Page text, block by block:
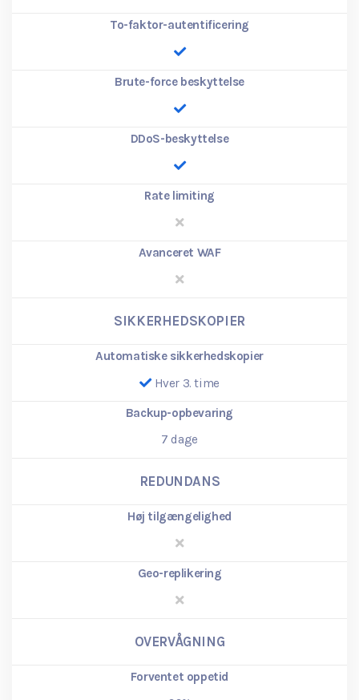
To-faktor-autentificering
Brute-force beskyttelse
DDoS-beskyttelse
Rate limiting
Avanceret WAF
SIKKERHEDSKOPIER
Automatiske sikkerhedskopier
Hver 3. time
Backup-opbevaring
7 dage
REDUNDANS
Høj tilgængelighed
Geo-replikering
OVERVÅGNING
Forventet oppetid